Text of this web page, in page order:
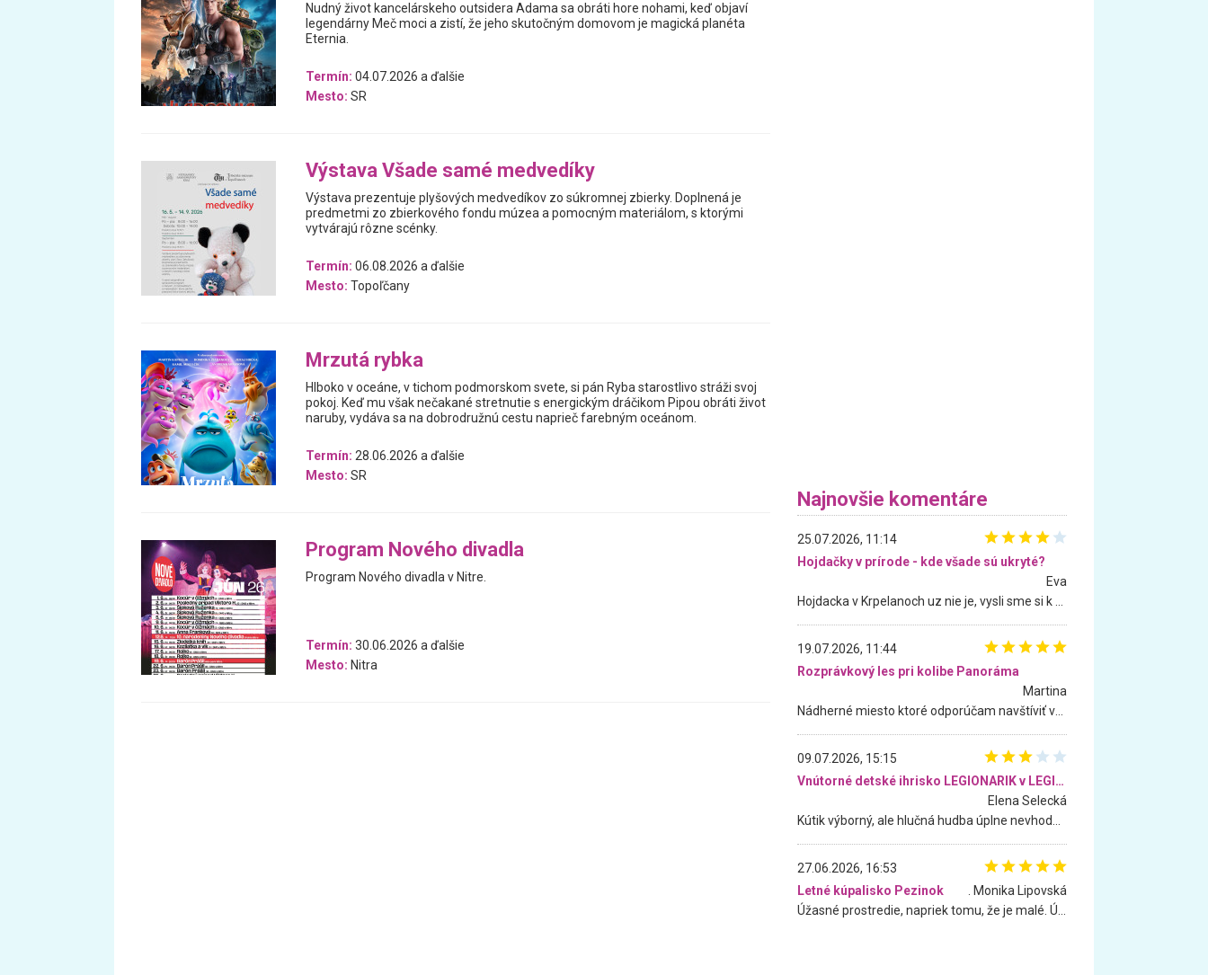
Nudný život kancelárskeho outsidera Adama sa obráti hore nohami, keď objaví
legendárny Meč moci a zistí, že jeho skutočným domovom je magická planéta
Eternia.
Termín: 04.07.2026 a ďalšie
Mesto: SR
Výstava Všade samé medvedíky
Výstava prezentuje plyšových medvedíkov zo súkromnej zbierky. Doplnená je
predmetmi zo zbierkového fondu múzea a pomocným materiálom, s ktorými
vytvárajú rôzne scénky.
Termín: 06.08.2026 a ďalšie
Mesto: Topoľčany
Mrzutá rybka
Hlboko v oceáne, v tichom podmorskom svete, si pán Ryba starostlivo stráži svoj
pokoj. Keď mu však nečakané stretnutie s energickým dráčikom Pipou obráti život
naruby, vydáva sa na dobrodružnú cestu naprieč farebným oceánom.
Termín: 28.06.2026 a ďalšie
Mesto: SR
Program Nového divadla
Program Nového divadla v Nitre.
Termín: 30.06.2026 a ďalšie
Mesto: Nitra
Najnovšie komentáre
25.07.2026, 11:14
Hojdačky v prírode - kde všade sú ukryté?
Eva
19.07.2026, 11:44
Rozprávkový les pri kolibe Panoráma
Martina
09.07.2026, 15:15
Vnútorné detské ihrisko LEGIONARIK v LEGIA Fitness
Elena Selecká
27.06.2026, 16:53
Letné kúpalisko Pezinok
. Monika Lipovská